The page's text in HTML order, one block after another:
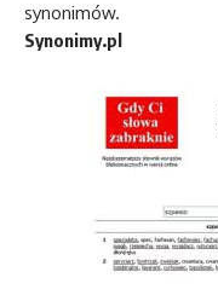
synonimów.
Synonimy.pl